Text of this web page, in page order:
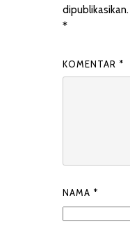
dipublikasikan.
*
KOMENTAR *
NAMA *